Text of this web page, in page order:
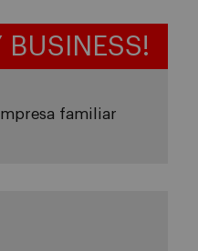
BUSINESS!
familiar